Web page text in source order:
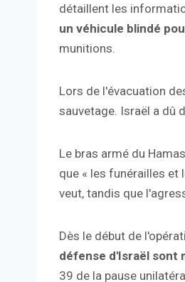
détaillent les
un véhicule blindé
munitions.
Lors de l'évacuation
sauvetage. Israël a dû
Le bras armé du
que « les funérailles et
veut, tandis que
Dès le début de
défense d'Israël sont
39 de la pause